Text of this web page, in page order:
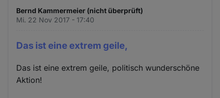
Bernd Kammermeier (nicht überprüft)
Mi. 22 Nov 2017 - 17:40
Das ist eine extrem geile,
Das ist eine extrem geile, politisch wunderschöne
Aktion!